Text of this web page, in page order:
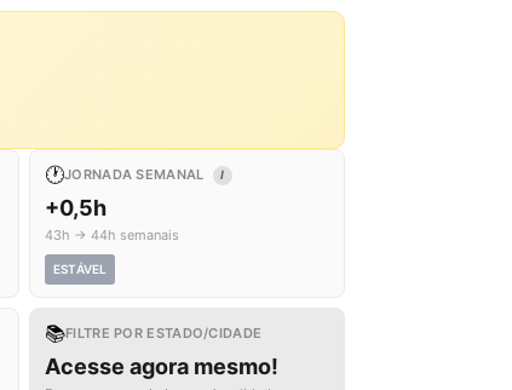
🕐JORNADA SEMANAL I
+0,5h
43h → 44h semanais
ESTÁVEL
📚FILTRE POR ESTADO/CIDADE
Acesse agora mesmo!